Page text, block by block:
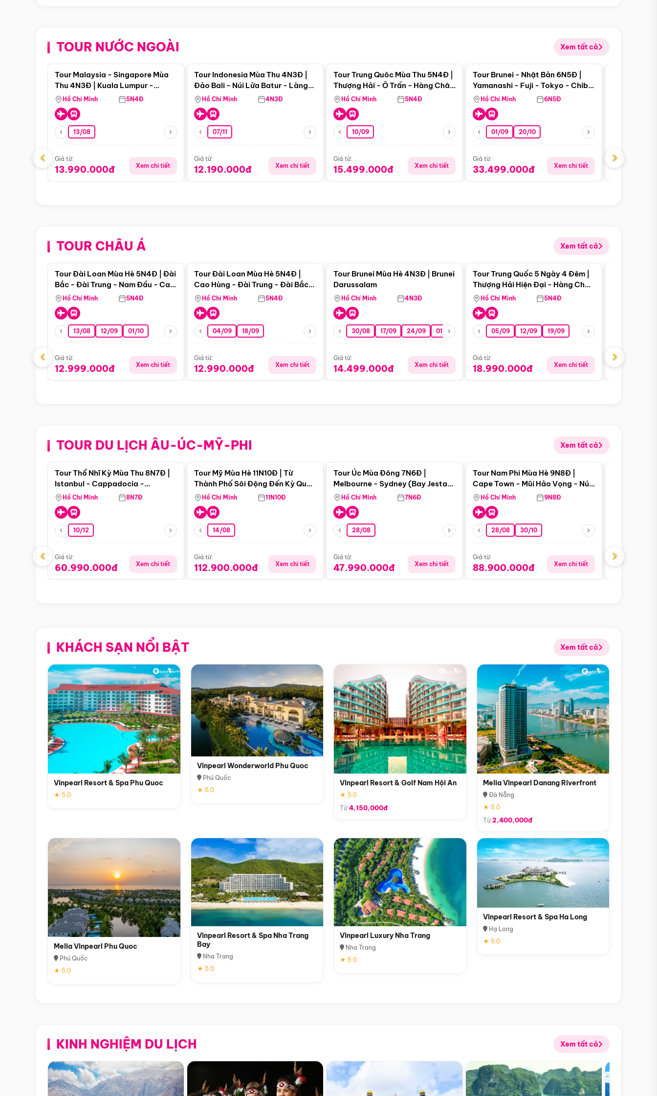
TOUR NƯỚC NGOÀI Xem tất cả
Điểm nổi bật
Tour Malaysia - Singapore Mùa
Thu 4N3Đ | Kuala Lumpur -
Malacca - Johor Baru -
Singapore
Hồ Chí Minh 5N4Đ
13/08
Giá từ:
13.990.000đ Xem chi tiết
Tour Indonesia Mùa Thu 4N3Đ |
Đảo Bali - Núi Lửa Batur - Làng
Penglipuran
Hồ Chí Minh 4N3Đ
07/11
Giá từ:
12.190.000đ Xem chi tiết
Tour Trung Quôc Mùa Thu 5N4Đ |
Thượng Hải - Ô Trấn - Hàng Châu
(Tour Không Shopping)
Hồ Chí Minh 5N4Đ
10/09
Giá từ:
15.499.000đ Xem chi tiết
Điểm nổi bật
Tour Brunei - Nhật Bản 6N5Đ |
Yamanashi - Fuji - Tokyo - Chiba
- Freeday
Hồ Chí Minh 6N5Đ
01/09 20/10
Giá từ:
33.499.000đ Xem chi tiết
Giá từ:
‹ ›
TOUR CHÂU Á Xem tất cả
Điểm nổi bật
Tour Đài Loan Mùa Hè 5N4Đ | Đài
Bắc - Đài Trung - Nam Đầu - Cao
Hùng ( Bay Vn)
Hồ Chí Minh 5N4Đ
13/08 12/09 01/10
Giá từ:
12.999.000đ Xem chi tiết
Tour Đài Loan Mùa Hè 5N4Đ |
Cao Hùng - Đài Trung - Đài Bắc
(Bay Vj)
Hồ Chí Minh 5N4Đ
04/09 18/09
Giá từ:
12.990.000đ Xem chi tiết
Tour Brunei Mùa Hè 4N3Đ | Brunei
Darussalam
Hồ Chí Minh 4N3Đ
30/08 17/09 24/09 01/10 15/10 29/10
Giá từ:
14.499.000đ Xem chi tiết
Điểm nổi bật
Tour Trung Quốc 5 Ngày 4 Đêm |
Thượng Hải Hiện Đại - Hàng Châu
Nên Thơ - Ô Trấn Cổ Kính
Hồ Chí Minh 5N4Đ
05/09 12/09 19/09
Giá từ:
18.990.000đ Xem chi tiết
Giá từ:
‹ ›
TOUR DU LỊCH ÂU-ÚC-MỸ-PHI Xem tất cả
Điểm nổi bật
Tour Thổ Nhĩ Kỳ Mùa Thu 8N7Đ |
Istanbul - Cappadocia -
Pamukkale
Hồ Chí Minh 8N7Đ
10/12
Giá từ:
60.990.000đ Xem chi tiết
Tour Mỹ Mùa Hè 11N10Đ | Từ
Thành Phố Sôi Động Đến Kỳ Quan
Thiên Nhiên Mỹ
Hồ Chí Minh 11N10Đ
14/08
Giá từ:
112.900.000đ Xem chi tiết
Tour Úc Mùa Đông 7N6Đ |
Melbourne - Sydney (Bay Jestar
Airways)
Hồ Chí Minh 7N6Đ
28/08
Giá từ:
47.990.000đ Xem chi tiết
Điểm nổi bật
Tour Nam Phi Mùa Hè 9N8Đ |
Cape Town - Mũi Hảo Vọng - Núi
Bàn - Johannesburg - Pretoria -
Safari - Lodge
Hồ Chí Minh 9N8Đ
28/08 30/10
Giá từ:
88.900.000đ Xem chi tiết
Giá từ:
‹ ›
KHÁCH SẠN NỔI BẬT Xem tất cả
Vinpearl Resort & Spa Phu Quoc
★ 5.0
Vinpearl Wonderworld Phu Quoc
Phú Quốc
★ 5.0
Vinpearl Resort & Golf Nam Hội An
★ 5.0
Từ4,150,000đ
Melia Vinpearl Danang Riverfront
Đà Nẵng
★ 5.0
Từ2,400,000đ
Melia Vinpearl Phu Quoc
Phú Quốc
★ 5.0
Vinpearl Resort & Spa Nha Trang
Bay
Nha Trang
★ 5.0
Vinpearl Luxury Nha Trang
Nha Trang
★ 5.0
Vinpearl Resort & Spa Ha Long
Hạ Long
★ 5.0
KINH NGHIỆM DU LỊCH Xem tất cả